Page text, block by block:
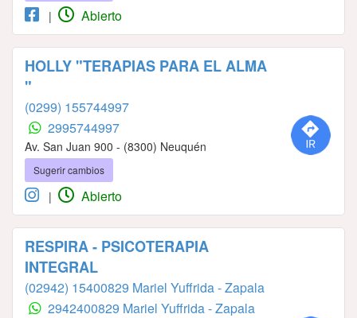
| Abierto
HOLLY "TERAPIAS PARA EL ALMA
"
(0299) 155744997
2995744997
Av. San Juan 900 - (8300) Neuquén
Sugerir cambios
| Abierto
RESPIRA - PSICOTERAPIA
INTEGRAL
(02942) 15400829 Mariel Yuffrida - Zapala
2942400829 Mariel Yuffrida - Zapala